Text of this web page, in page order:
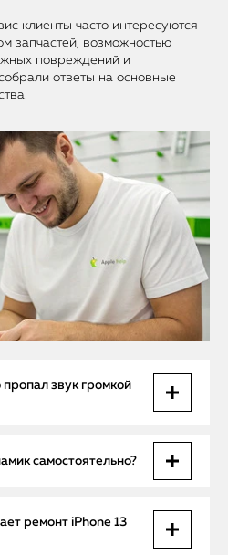
клиенты часто интересуются
запчастей, возможностью
повреждений и
ответы на основные
звук громкой
порта или сбоем
самостоятельно?
специальных инструментов,
Apple. Самостоятельная
ремонт iPhone 13